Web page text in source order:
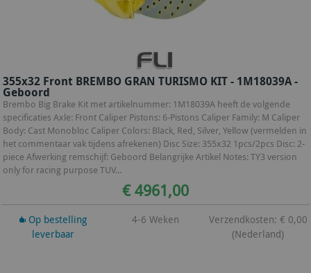
355x32 Front BREMBO GRAN TURISMO KIT - 1M18039A -
Geboord
Brembo Big Brake Kit met artikelnummer: 1M18039A heeft de volgende
specificaties Axle: Front Caliper Pistons: 6-Pistons Caliper Family: M Caliper
Body: Cast Monobloc Caliper Colors: Black, Red, Silver, Yellow (vermelden in
het commentaar vak tijdens afrekenen) Disc Size: 355x32 1pcs/2pcs Disc: 2-
piece Afwerking remschijf: Geboord Belangrijke Artikel Notes: TY3 version
only for racing purpose TUV...
€ 4961,00
Op bestelling
leverbaar
4-6 Weken
Verzendkosten: € 0,00
(Nederland)